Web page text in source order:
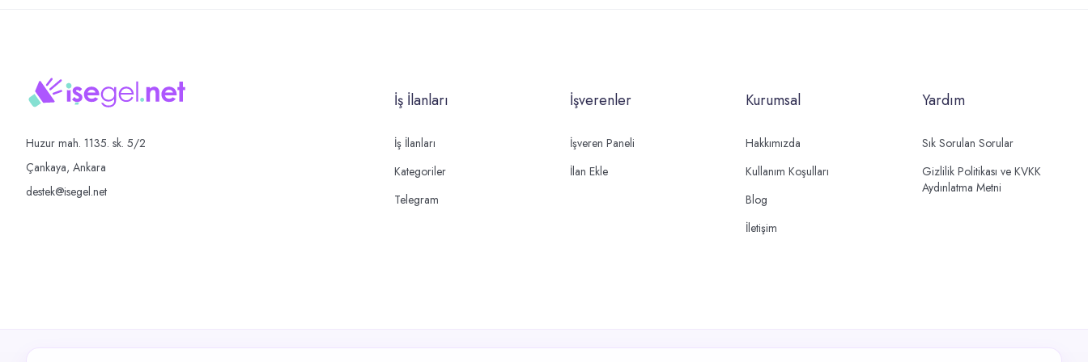
Huzur mah. 1135. sk. 5/2
Çankaya, Ankara
destek@isegel.net
İş İlanları
İş İlanları
Kategoriler
Telegram
İşverenler
İşveren Paneli
İlan Ekle
Kurumsal
Hakkımızda
Kullanım Koşulları
Blog
İletişim
Yardım
Sık Sorulan Sorular
Gizlilik Politikası ve KVKK
Aydınlatma Metni